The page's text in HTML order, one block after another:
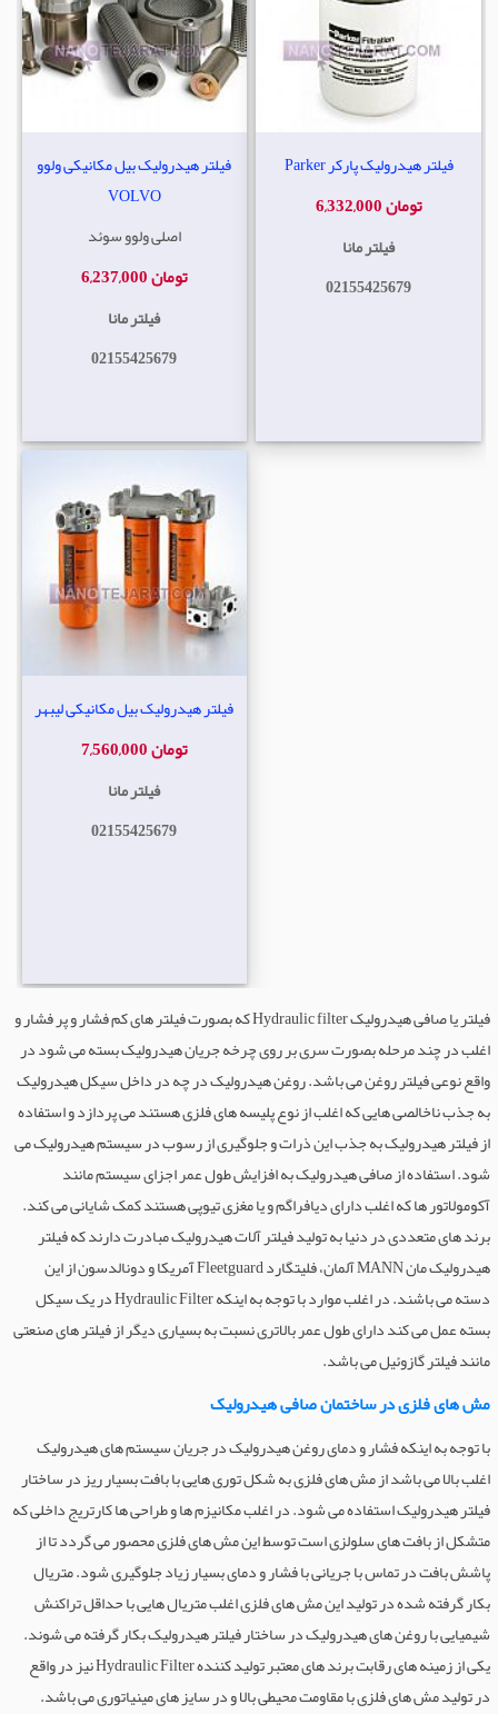
فیلتر هیدرولیک بیل مکانیکی ولوو
VOLVO
اصلی ولوو سوئد
6,237,000 تومان
فیلتر مانا
02155425679
فیلتر هیدرولیک پارکر Parker
6,332,000 تومان
فیلتر مانا
02155425679
فیلتر هیدرولیک بیل مکانیکی لیبهر
7,560,000 تومان
فیلتر مانا
02155425679
فیلتر یا صافی هیدرولیک Hydraulic filter که بصورت فیلتر های کم فشار و پر فشار و
اغلب در چند مرحله بصورت سری بر روی چرخه جریان هیدرولیک بسته می شود در
واقع نوعی فیلتر روغن می باشد. روغن هیدرولیک در چه در داخل سیکل هیدرولیک
به جذب ناخالصی هایی که اغلب از نوع پلیسه های فلزی هستند می پردازد و استفاده
از فیلتر هیدرولیک به جذب این ذرات و جلوگیری از رسوب در سیستم هیدرولیک می
شود. استفاده از صافی هیدرولیک به افزایش طول عمر اجزای سیستم مانند
آکومولاتور ها که اغلب دارای دیافراگم و یا مغزی تیوپی هستند کمک شایانی می کند.
برند های متعددی در دنیا به تولید فیلتر آلات هیدرولیک مبادرت دارند که فیلتر
هیدرولیک مان MANN آلمان، فلیتگارد Fleetguard آمریکا و دونالدسون از این
دسته می باشند. در اغلب موارد با توجه به اینکه Hydraulic Filter در یک سیکل
بسته عمل می کند دارای طول عمر بالاتری نسبت به بسیاری دیگر از فیلتر های صنعتی
مانند فیلتر گازوئیل می باشد.
مش های فلزی در ساختمان صافی هیدرولیک
با توجه به اینکه فشار و دمای روغن هیدرولیک در جریان سیستم های هیدرولیک
اغلب بالا می باشد از مش های فلزی به شکل توری هایی با بافت بسیار ریز در ساختار
فیلتر هیدرولیک استفاده می شود. در اغلب مکانیزم ها و طراحی ها کارتریج داخلی که
متشکل از بافت های سلولزی است توسط این مش های فلزی محصور می گردد تا از
پاشش بافت در تماس با جریانی با فشار و دمای بسیار زیاد جلوگیری شود. متریال
بکار گرفته شده در تولید این مش های فلزی اغلب متریال هایی با حداقل تراکنش
شیمیایی با روغن های هیدرولیک در ساختار فیلتر هیدرولیک بکار گرفته می شوند.
یکی از زمینه های رقابت برند های معتبر تولید کننده Hydraulic Filter نیز در واقع
در تولید مش های فلزی با مقاومت محیطی بالا و در سایز های مینیاتوری می باشد.